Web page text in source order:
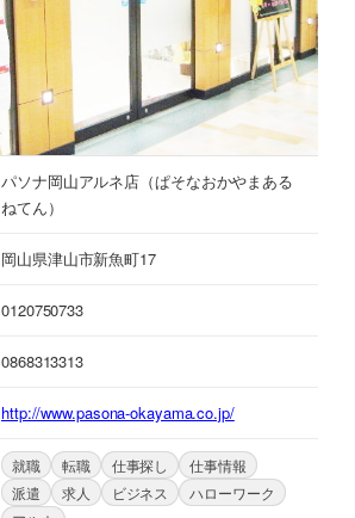
パソナ岡山アルネ店（ぱそなおかやまある
ねてん）
岡山県津山市新魚町17
0120750733
0868313313
http://www.pasona-okayama.co.jp/
就職 転職 仕事探し
仕事情報
派遣
求人 ビジネス
ハローワーク